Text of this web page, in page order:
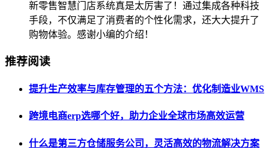
新零售智慧门店系统真是太厉害了！通过集成各种科技
手段，不仅满足了消费者的个性化需求，还大大提升了
购物体验。感谢小编的介绍！
推荐阅读
提升生产效率与库存管理的五个方法：优化制造业WMS
跨境电商erp选哪个好，助力企业全球市场高效运营
什么是第三方仓储服务公司，灵活高效的物流解决方案